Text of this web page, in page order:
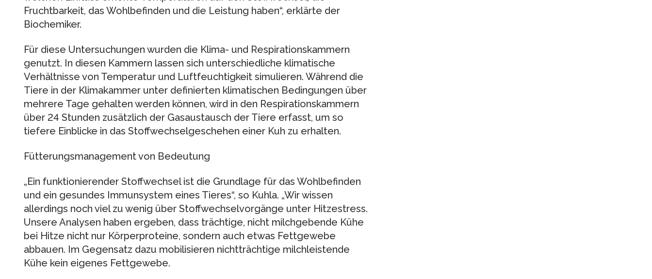
Fruchtbarkeit, das Wohlbefinden und die Leistung haben“, erklärte der
Biochemiker.
Für diese Untersuchungen wurden die Klima- und Respirationskammern
genutzt. In diesen Kammern lassen sich unterschiedliche klimatische
Verhältnisse von Temperatur und Luftfeuchtigkeit simulieren. Während die
Tiere in der Klimakammer unter definierten klimatischen Bedingungen über
mehrere Tage gehalten werden können, wird in den Respirationskammern
über 24 Stunden zusätzlich der Gasaustausch der Tiere erfasst, um so
tiefere Einblicke in das Stoffwechselgeschehen einer Kuh zu erhalten.
Fütterungsmanagement von Bedeutung
„Ein funktionierender Stoffwechsel ist die Grundlage für das Wohlbefinden
und ein gesundes Immunsystem eines Tieres“, so Kuhla. „Wir wissen
allerdings noch viel zu wenig über Stoffwechselvorgänge unter Hitzestress.
Unsere Analysen haben ergeben, dass trächtige, nicht milchgebende Kühe
bei Hitze nicht nur Körperproteine, sondern auch etwas Fettgewebe
abbauen. Im Gegensatz dazu mobilisieren nichtträchtige milchleistende
Kühe kein eigenes Fettgewebe.